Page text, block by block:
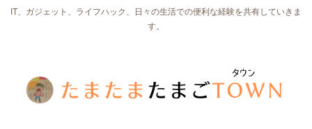
IT、ガジェット、ライフハック、日々の生活での便利な経験を共有していきま
す。